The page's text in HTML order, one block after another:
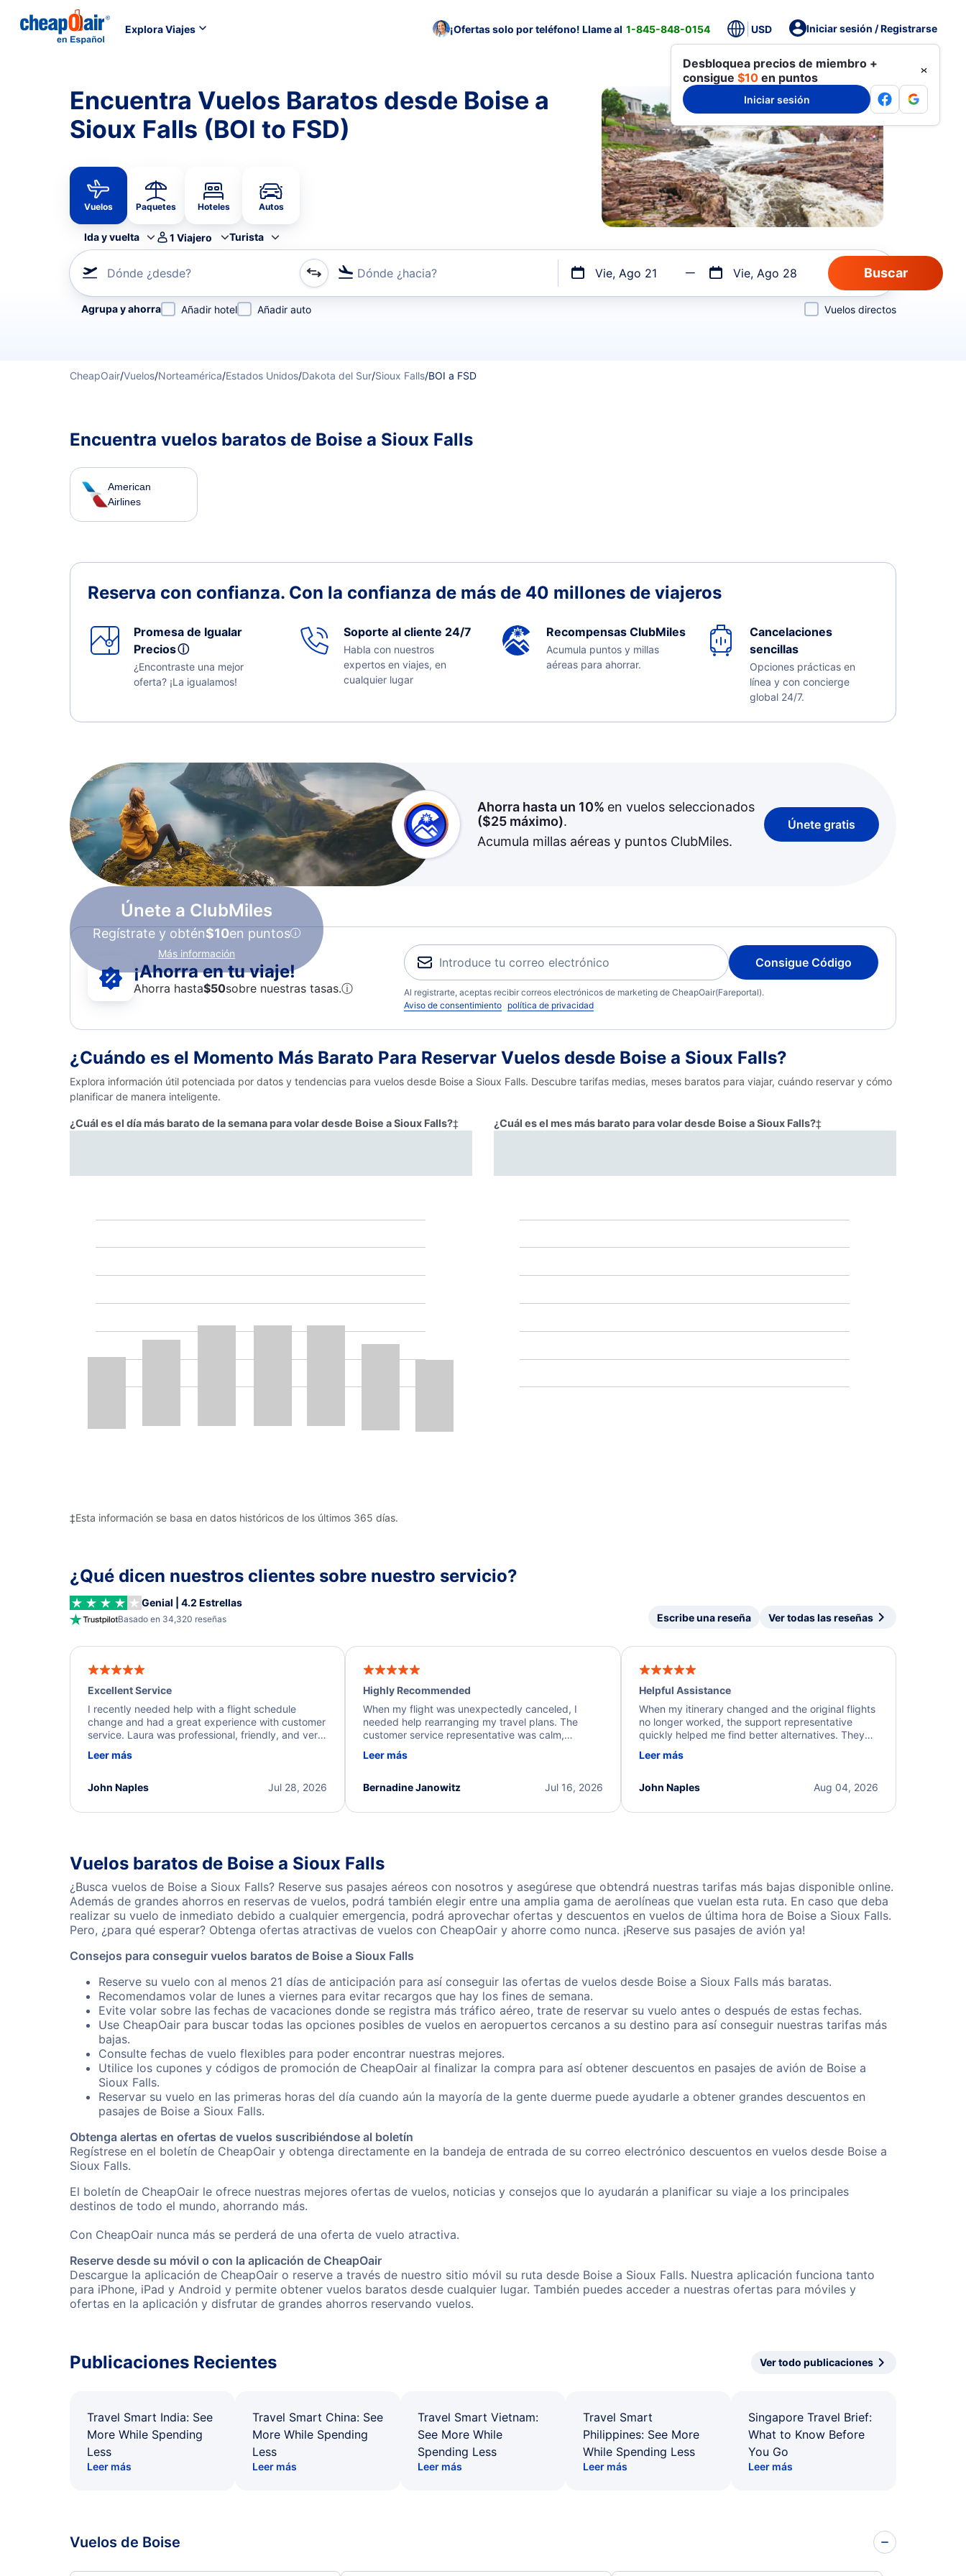
Explora Viajes ¡Ofertas solo por teléfono! Llame al 1-845-848-0154 USD Iniciar sesión / Registrarse
Desbloquea precios de miembro +
consigue $10 en puntos
Iniciar sesión
Encuentra Vuelos Baratos desde Boise a
Sioux Falls (BOI to FSD)
Vuelos Paquetes Hoteles Autos
Ida y vuelta 1 Viajero Turista
Dónde ¿desde? Dónde ¿hacia? Vie, Ago 21 Vie, Ago 28
Refina tu búsqueda por aerolínea, por ciudad o aeropuerto o por vuelos directos
Agrupa y ahorra Añadir hotel Añadir auto Vuelos directos
CheapOair/Vuelos/Norteamérica/Estados Unidos/Dakota del Sur/Sioux Falls/BOI a FSD
Encuentra vuelos baratos de Boise a Sioux Falls
American
Airlines
Reserva con confianza. Con la confianza de más de 40 millones de viajeros
Promesa de Igualar
Preciosⓘ
¿Encontraste una mejor
oferta? ¡La igualamos!
Soporte al cliente 24/7
Habla con nuestros
expertos en viajes, en
cualquier lugar
Recompensas ClubMiles
Acumula puntos y millas
aéreas para ahorrar.
Cancelaciones
sencillas
Opciones prácticas en
línea y con concierge
global 24/7.
Únete a ClubMiles
Regístrate y obtén$10en puntos
Más información
Ahorra hasta un 10% en vuelos seleccionados
($25máximo).
Acumula millas aéreas y puntos ClubMiles.
Únete gratis
¡Ahorra en tu viaje!
Ahorra hasta$50sobre nuestras tasas.ⓘ
Consigue Código
Al registrarte, aceptas recibir correos electrónicos de marketing de CheapOair(Fareportal).
Aviso de consentimiento política de privacidad
¿Cuándo es el Momento Más Barato Para Reservar Vuelos desde Boise a Sioux Falls?
Explora información útil potenciada por datos y tendencias para vuelos desde Boise a Sioux Falls. Descubre tarifas medias, meses baratos para viajar, cuándo reservar y cómo
planificar de manera inteligente.
¿Cuál es el día más barato de la semana para volar desde Boise a Sioux Falls?‡ ¿Cuál es el mes más barato para volar desde Boise a Sioux Falls?‡
‡Esta información se basa en datos históricos de los últimos 365 días.
¿Qué dicen nuestros clientes sobre nuestro servicio?
Genial | 4.2 Estrellas
Basado en 34,320 reseñas Escribe una reseña Ver todas las reseñas
Excellent Service
I recently needed help with a flight schedule
change and had a great experience with customer
service. Laura was professional, friendly, and very
a solution and kept me informed of the next steps.
Leer más
Jul 28, 2026
John Naples
Highly Recommended
When my flight was unexpectedly canceled, I
needed help rearranging my travel plans. The
customer service representative was calm,
process. They quickly found alternative flight
I truly appreciate the excellent support and
Leer más
Jul 16, 2026
Bernadine Janowitz
Helpful Assistance
When my itinerary changed and the original flights
no longer worked, the support representative
quickly helped me find better alternatives. They
beyond to resolve the issue. I'm grateful for the
Leer más
Aug 04, 2026
John Naples
Vuelos baratos de Boise a Sioux Falls
¿Busca vuelos de Boise a Sioux Falls? Reserve sus pasajes aéreos con nosotros y asegúrese que obtendrá nuestras tarifas más bajas disponible online.
Además de grandes ahorros en reservas de vuelos, podrá también elegir entre una amplia gama de aerolíneas que vuelan esta ruta. En caso que deba
realizar su vuelo de inmediato debido a cualquier emergencia, podrá aprovechar ofertas y descuentos en vuelos de última hora de Boise a Sioux Falls.
Pero, ¿para qué esperar? Obtenga ofertas atractivas de vuelos con CheapOair y ahorre como nunca. ¡Reserve sus pasajes de avión ya!
Consejos para conseguir vuelos baratos de Boise a Sioux Falls
Reserve su vuelo con al menos 21 días de anticipación para así conseguir las ofertas de vuelos desde Boise a Sioux Falls más baratas.
Recomendamos volar de lunes a viernes para evitar recargos que hay los fines de semana.
Evite volar sobre las fechas de vacaciones donde se registra más tráfico aéreo, trate de reservar su vuelo antes o después de estas fechas.
Use CheapOair para buscar todas las opciones posibles de vuelos en aeropuertos cercanos a su destino para así conseguir nuestras tarifas más
bajas.
Consulte fechas de vuelo flexibles para poder encontrar nuestras mejores.
Utilice los cupones y códigos de promoción de CheapOair al finalizar la compra para así obtener descuentos en pasajes de avión de Boise a
Sioux Falls.
Reservar su vuelo en las primeras horas del día cuando aún la mayoría de la gente duerme puede ayudarle a obtener grandes descuentos en
pasajes de Boise a Sioux Falls.
Obtenga alertas en ofertas de vuelos suscribiéndose al boletín
Regístrese en el boletín de CheapOair y obtenga directamente en la bandeja de entrada de su correo electrónico descuentos en vuelos desde Boise a
Sioux Falls.
El boletín de CheapOair le ofrece nuestras mejores ofertas de vuelos, noticias y consejos que lo ayudarán a planificar su viaje a los principales
destinos de todo el mundo, ahorrando más.
Con CheapOair nunca más se perderá de una oferta de vuelo atractiva.
Reserve desde su móvil o con la aplicación de CheapOair
Descargue la aplicación de CheapOair o reserve a través de nuestro sitio móvil su ruta desde Boise a Sioux Falls. Nuestra aplicación funciona tanto
para iPhone, iPad y Android y permite obtener vuelos baratos desde cualquier lugar. También puedes acceder a nuestras ofertas para móviles y
ofertas en la aplicación y disfrutar de grandes ahorros reservando vuelos.
Publicaciones Recientes Ver todo publicaciones
Travel Smart India: See
More While Spending
Less
Leer más
Travel Smart China: See
More While Spending
Less
Leer más
Travel Smart Vietnam:
See More While
Spending Less
Leer más
Travel Smart
Philippines: See More
While Spending Less
Leer más
Singapore Travel Brief:
What to Know Before
You Go
Leer más
Vuelos de Boise